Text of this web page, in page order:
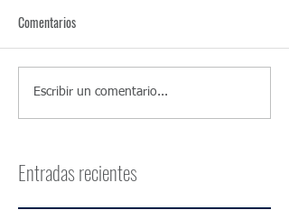
Comentarios
Escribir un comentario...
Entradas recientes